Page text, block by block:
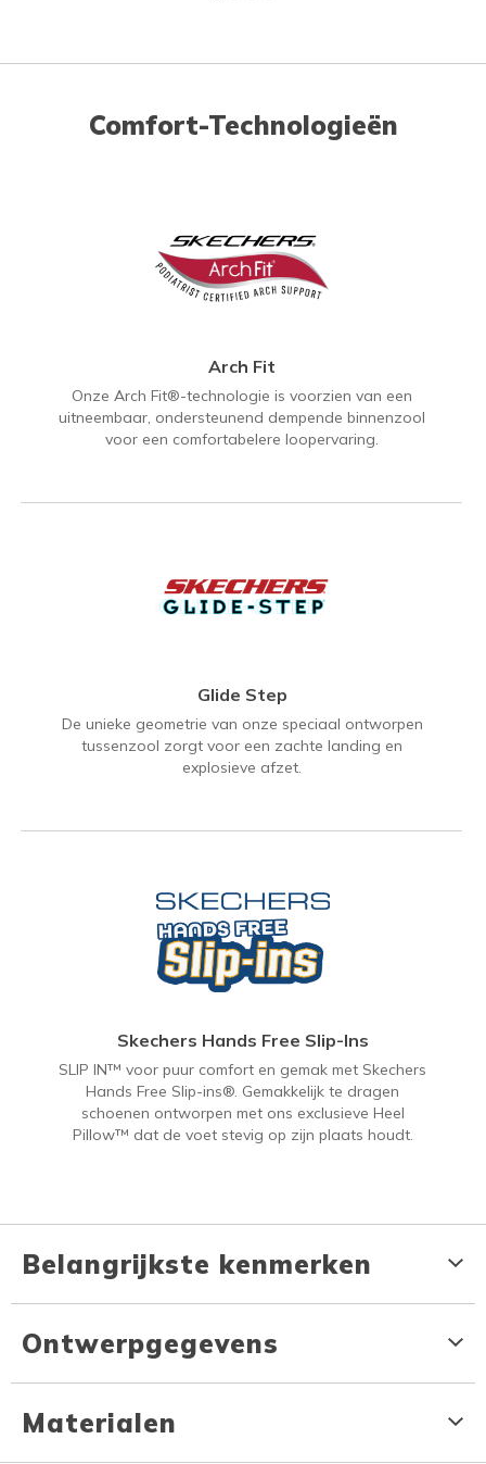
Comfort-Technologieën
Arch Fit
Onze Arch Fit®-technologie is voorzien van een
uitneembaar, ondersteunend dempende binnenzool
voor een comfortabelere loopervaring.
Glide Step
De unieke geometrie van onze speciaal ontworpen
tussenzool zorgt voor een zachte landing en
explosieve afzet.
Skechers Hands Free Slip-Ins
SLIP IN™ voor puur comfort en gemak met Skechers
Hands Free Slip-ins®. Gemakkelijk te dragen
schoenen ontworpen met ons exclusieve Heel
Pillow™ dat de voet stevig op zijn plaats houdt.
Belangrijkste kenmerken
Ontwerpgegevens
Materialen